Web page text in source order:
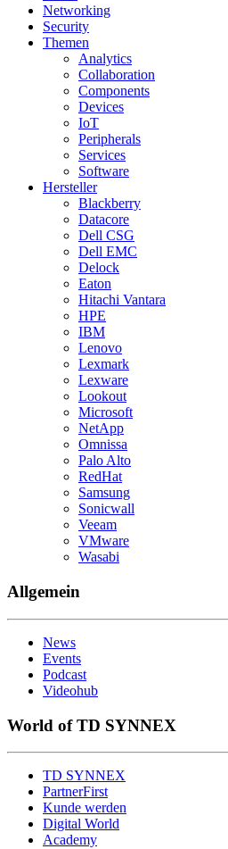
Networking
Security
Themen
Analytics
Collaboration
Components
Devices
IoT
Peripherals
Services
Software
Hersteller
Blackberry
Datacore
Dell CSG
Dell EMC
Delock
Eaton
Hitachi Vantara
HPE
IBM
Lenovo
Lexmark
Lexware
Lookout
Microsoft
NetApp
Omnissa
Palo Alto
RedHat
Samsung
Sonicwall
Veeam
VMware
Wasabi
Allgemein
News
Events
Podcast
Videohub
World of TD SYNNEX
TD SYNNEX
PartnerFirst
Kunde werden
Digital World
Academy